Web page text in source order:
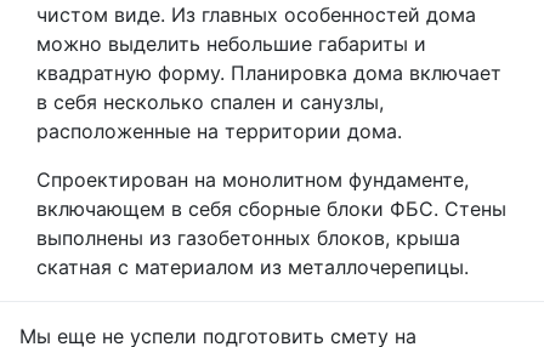
чистом виде. Из главных особенностей дома
можно выделить небольшие габариты и
квадратную форму. Планировка дома включает
в себя несколько спален и санузлы,
расположенные на территории дома.
Спроектирован на монолитном фундаменте,
включающем в себя сборные блоки ФБС. Стены
выполнены из газобетонных блоков, крыша
скатная с материалом из металлочерепицы.
Мы еще не успели подготовить смету на